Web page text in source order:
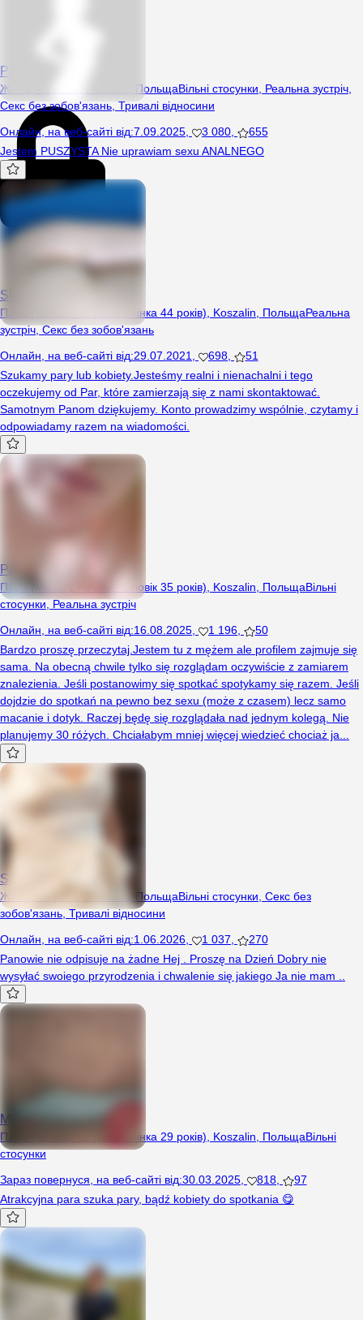
PorzadnaAgata
Жінка, 40 років, Koszalin, ПольщаВільні стосунки, Реальна зустріч,
Секс без зобов'язань, Тривалі відносини
Онлайн,на веб-сайті від:7.09.2025, 3 080,
655
Jestem PUSZYSTA Nie uprawiam sexu ANALNEGO
Slowienkowo
Пара (Чоловік 46 років, Жінка 44 років), Koszalin, ПольщаРеальна
зустріч,Секс без зобов'язань
Онлайн
на веб-сайті від:29.07.2021 698
51
Szukamy pary lub kobiety.Jesteśmy realni i nienachalni i tego
oczekujemy od Par, które zamierzają się z nami skontaktować.
Samotnym Panom dziękujemy. Konto prowadzimy wspólnie, czytamy i
odpowiadamy razem na wiadomości.
ParaSamaNieWiem
Пара (Жінка 27 років, Чоловік 35 років), Koszalin, ПольщаВільні
стосунки, Реальна зустріч
Онлайн, на веб-сайті від:16.08.2025, 1 196,
50
Bardzo proszę przeczytaj.Jestem tu z mężem ale profilem zajmuje się
sama. Na obecną chwile tylko się rozglądam oczywiście z zamiarem
znalezienia. Jeśli postanowimy się spotkać spotykamy się razem. Jeśli
dojdzie do spotkań na pewno bez sexu (może z czasem) lecz samo
macanie i dotyk. Raczej będę się rozglądała nad jednym kolegą. Nie
planujemy 30 różych. Chciałabym mniej więcej wiedzieć chociaż ja...
SexiKaska
Жінка, 45 років, Koszalin, ПольщаВільні стосунки Секс без
зобов'язань ,Тривалі відносини
Онлайн
на веб-сайті від:1.06.2026 1 037
270
Panowie nie odpisuje na żadne Hej . Proszę na Dzień Dobry nie
wysyłać swoiego przyrodzenia i chwalenie się jakiego Ja nie mam ..
Msmrmee
Пара (Чоловік 39 років, Жінка 29 років), Koszalin, ПольщаВільні
стосунки
Зараз повернуся
на веб-сайті від:30.03.2025 818
97
Atrakcyjna para szuka pary, bądź kobiety do spotkania 😋